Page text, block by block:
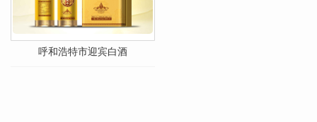
呼和浩特市迎宾白酒